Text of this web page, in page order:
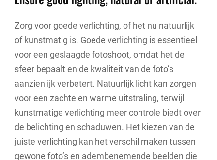
Zorg voor goede verlichting, of het nu natuurlijk
of kunstmatig is. Goede verlichting is essentieel
voor een geslaagde fotoshoot, omdat het de
sfeer bepaalt en de kwaliteit van de foto’s
aanzienlijk verbetert. Natuurlijk licht kan zorgen
voor een zachte en warme uitstraling, terwijl
kunstmatige verlichting meer controle biedt over
de belichting en schaduwen. Het kiezen van de
juiste verlichting kan het verschil maken tussen
gewone foto’s en adembenemende beelden die